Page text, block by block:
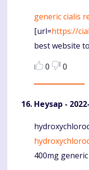
Komentaras
generic cialis
[url=https://
best website
0
0
Heysap -
Komentaras
400mg generic